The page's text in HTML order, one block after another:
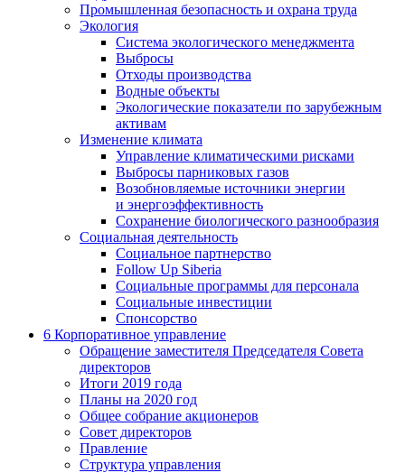
Промышленная безопасность и охрана труда
Экология
Система экологического менеджмента
Выбросы
Отходы производства
Водные объекты
Экологические показатели по зарубежным
активам
Изменение климата
Управление климатическими рисками
Выбросы парниковых газов
Возобновляемые источники энергии
и энергоэффективность
Сохранение биологического разнообразия
Социальная деятельность
Социальное партнерство
Follow Up Siberia
Социальные программы для персонала
Социальные инвестиции
Спонсорство
6 Корпоративное управление
Обращение заместителя Председателя Совета
директоров
Итоги 2019 года
Планы на 2020 год
Общее собрание акционеров
Совет директоров
Правление
Структура управления